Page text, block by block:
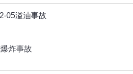
05溢油事故
炸事故